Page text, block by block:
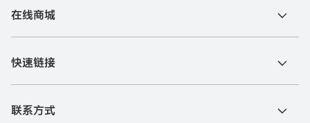
在线商城
快速链接
联系方式